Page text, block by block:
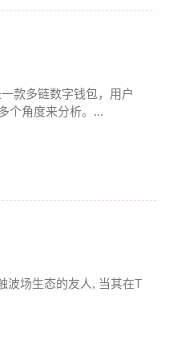
款多链数字钱包，用户
个角度来分析。...
波场生态的友人, 当其在T